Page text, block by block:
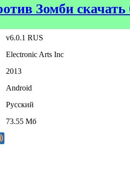
Зомби скачать
v6.0.1 RUS
Electronic Arts Inc
2013
Android
Русский
73.55 Мб